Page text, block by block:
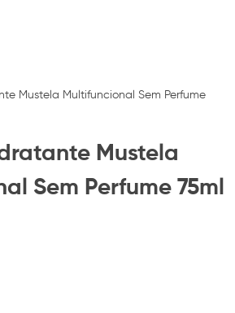
Mustela Multifuncional Sem Perfume
Mustela
Sem Perfume 75ml